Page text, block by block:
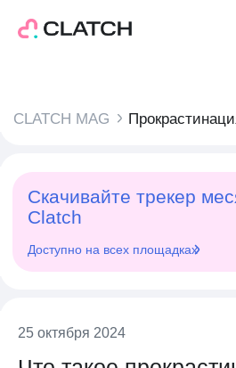
Доступно на всех площадках
25 октября 2024